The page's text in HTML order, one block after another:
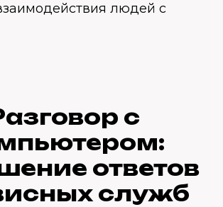
людей с
с
ответов
служб